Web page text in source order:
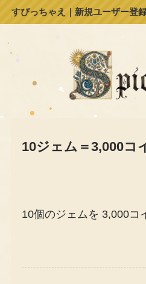
すぴっちゃえ｜新規ユーザー登
10ジェム＝3,000コ
10個のジェムを 3,000コ